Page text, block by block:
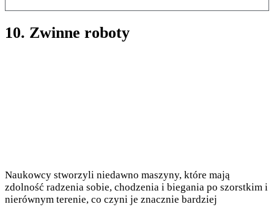
10. Zwinne roboty
Naukowcy stworzyli niedawno maszyny, które mają
zdolność radzenia sobie, chodzenia i biegania po szorstkim i
nierównym terenie, co czyni je znacznie bardziej